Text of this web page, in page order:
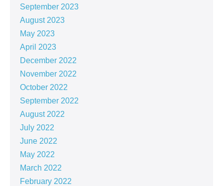
September 2023
August 2023
May 2023
April 2023
December 2022
November 2022
October 2022
September 2022
August 2022
July 2022
June 2022
May 2022
March 2022
February 2022